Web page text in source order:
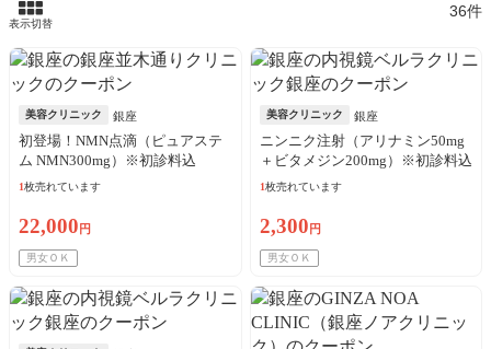
表示切替
36件
美容クリニック 銀座
初登場！NMN点滴（ピュアステ
ム NMN300mg）※初診料込
1枚売れています
22,000 円
男女ＯＫ
美容クリニック 銀座
ニンニク注射（アリナミン50mg
＋ビタメジン200mg）※初診料込
1枚売れています
2,300 円
男女ＯＫ